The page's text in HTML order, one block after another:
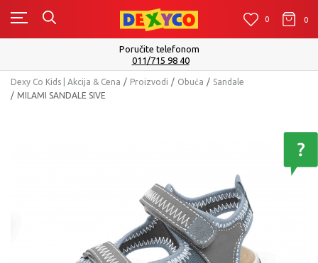
0 0 0
Poručite telefonom
011/715 98 40
Dexy Co Kids | Akcija & Cena Proizvodi Obuća
Sandale
MILAMI SANDALE SIVE